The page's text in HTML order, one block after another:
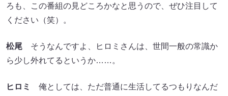
ろも、この番組の見どころかなと思うので、ぜひ注目して
ください（笑）。
松尾 そうなんですよ、ヒロミさんは、世間一般の常識か
ら少し外れてるというか……。
ヒロミ
俺としては、ただ普通に生活してるつもりなんだ